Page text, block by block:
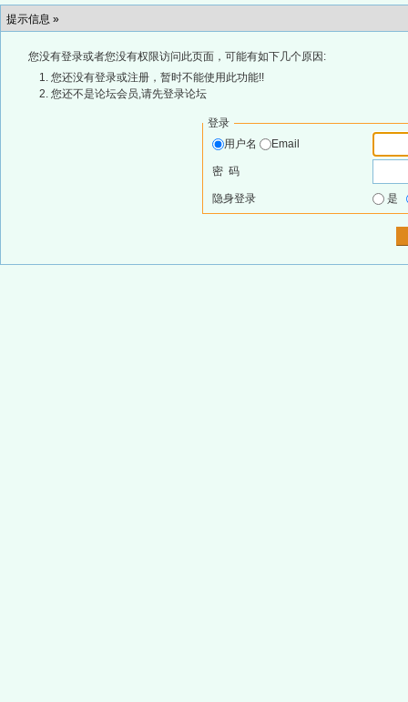
提示信息 »
您没有登录或者您没有权限访问此页面，可能有如下几个原因:
您还没有登录或注册，暂时不能使用此功能!!
您还不是论坛会员,请先登录论坛
登录
用户名
Email
密 码
隐身登录 是